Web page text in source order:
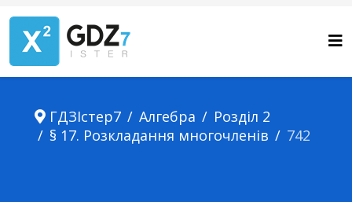
ГДЗІстер7 Алгебра
Розділ 2
§ 17. Розкладання многочленів
742